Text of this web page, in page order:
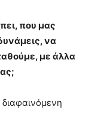
που μας
να
με άλλα